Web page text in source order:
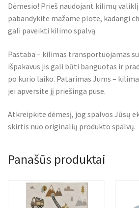
Dėmesio! Prieš naudojant kilimų
pabandykite mažame plote, kadangi
gali paveikti kilimo spalvą.
Pastaba – kilimas transportuojamas
išpakavus jis gali būti banguotas ir
po kurio laiko. Patarimas Jums –
jei apversite jį priešinga puse.
Atkreipkite dėmesį, jog spalvos Jūsų
skirtis nuo originalių produkto spalvų.
Panašūs produktai